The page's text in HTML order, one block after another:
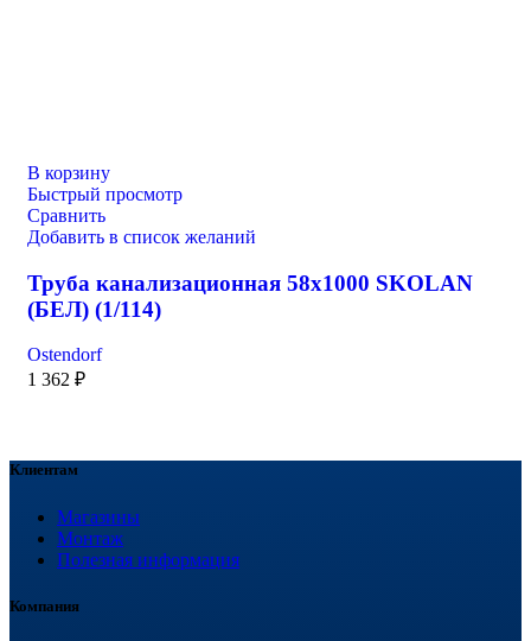
В корзину
Быстрый просмотр
Сравнить
Добавить в список желаний
Труба канализационная 58х1000 SKOLAN
(БЕЛ) (1/114)
Ostendorf
1 362 ₽
Клиентам
Магазины
Монтаж
Полезная информация
Компания